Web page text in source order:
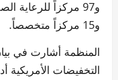
و15 مركزاً متخصصاً.
المنظمة أشارت في
التخفيضات